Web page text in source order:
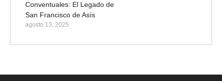
Conventuales: El Legado de
San Francisco de Asís
agosto 13, 2025